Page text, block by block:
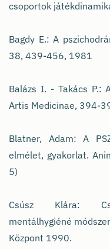
csoportok
Bagdy E.: A
38, 439-456, 1981
Balázs I. - Takács P.:
Artis Medicinae, 394-
Blatner, Adam: A
elmélet, gyakorlat.
5)
Csúsz Klára:
mentálhygiéné
Központ 1990.